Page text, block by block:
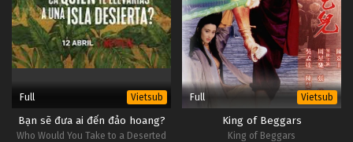
Full Vietsub
Bạn sẽ đưa ai đến đảo hoang?
Who Would You Take to a Deserted
Full Vietsub
King of Beggars
King of Beggars